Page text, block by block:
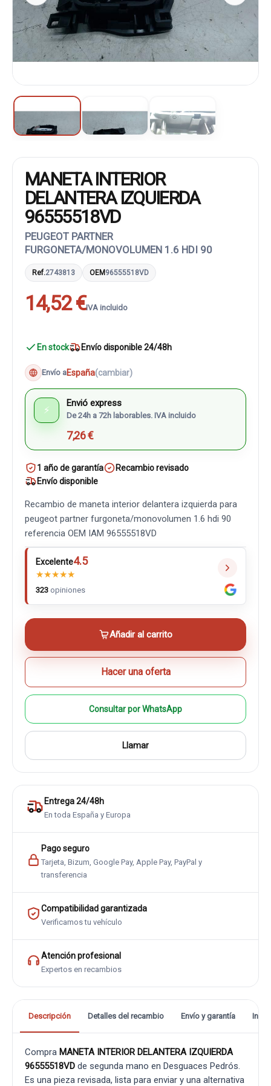
MANETA INTERIOR
DELANTERA IZQUIERDA
96555518VD
PEUGEOT PARTNER
FURGONETA/MONOVOLUMEN 1.6 HDI 90
Ref.2743813 OEM96555518VD
14,52 €IVA incluido
En stock Envío disponible 24/48h
Envío aEspaña(cambiar)
⚡
Envió express
De 24h a 72h laborables. IVA incluido
7,26 €
1 año de garantía
Recambio revisado
Envío disponible
Recambio de maneta interior delantera izquierda para
peugeot partner furgoneta/monovolumen 1.6 hdi 90
referencia OEM IAM 96555518VD
Excelente4.5
★★★★★
323 opiniones
Añadir al carrito
Hacer una oferta
Consultar por WhatsApp
Llamar
Entrega 24/48h
En toda España y Europa
Pago seguro
Tarjeta, Bizum, Google Pay, Apple Pay, PayPal y
transferencia
Compatibilidad garantizada
Verificamos tu vehículo
Atención profesional
Expertos en recambios
Descripción Detalles del recambio Envío y garantía
Compra MANETA INTERIOR DELANTERA IZQUIERDA
96555518VD de segunda mano en Desguaces Pedrós.
Es una pieza revisada, lista para enviar y una alternativa